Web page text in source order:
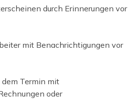
durch Erinnerungen vor
mit Benachrichtigungen vor
Termin mit
oder